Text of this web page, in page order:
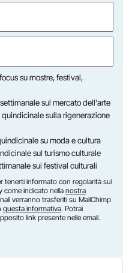
su mostre, festival,
sul mercato dell'arte
quindicinale sulla rigenerazione
su moda e cultura
sul turismo culturale
sui festival culturali
tenerti informato con regolarità sul
come indicato nella nostra
verranno trasferiti su MailChimp
questa informativa. Potrai
link presente nelle email.